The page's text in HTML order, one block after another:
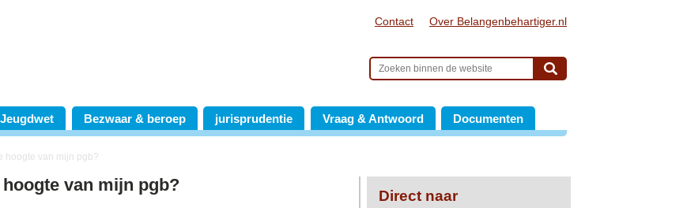
Contact Over Belangenbehartiger.nl
Jeugdwet Bezwaar & beroep jurisprudentie Vraag & Antwoord Documenten
hoogte van mijn pgb?
van mijn pgb?
Direct naar